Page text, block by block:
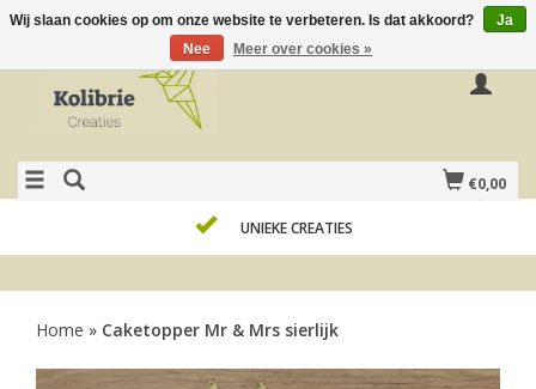
€0,00
UNIEKE CREATIES
Home » Caketopper Mr & Mrs sierlijk
Wij slaan cookies op om onze website te verbeteren. Is dat akkoord?
Ja
Nee
Meer over cookies »